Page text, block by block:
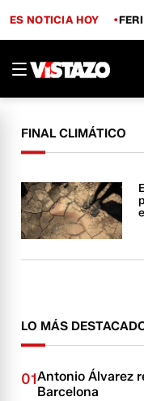
ES NOTICIA HOY
FINAL CLIMÁTICO
LO MÁS
01Antonio Álvarez
Barcelona